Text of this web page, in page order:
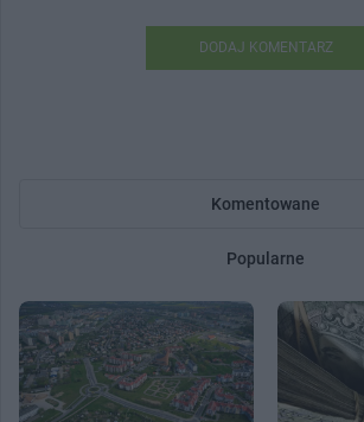
DODAJ KOMENTARZ
Komentowane
Popularne